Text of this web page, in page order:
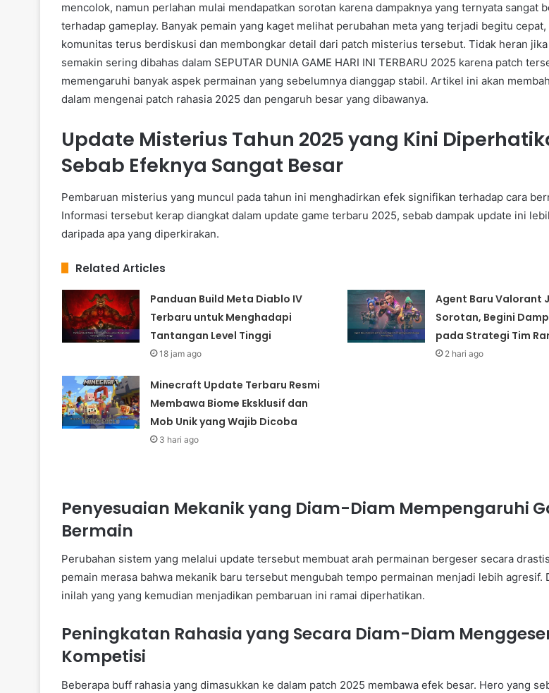
mencolok, namun perlahan mulai mendapatkan sorotan karena dampaknya yang ternyata sangat
terhadap gameplay. Banyak pemain yang kaget melihat perubahan meta yang terjadi begitu
komunitas terus berdiskusi dan membongkar detail dari patch misterius tersebut. Tidak heran
semakin sering dibahas dalam SEPUTAR DUNIA GAME HARI INI TERBARU 2025 karena patch
memengaruhi banyak aspek permainan yang sebelumnya dianggap stabil. Artikel ini akan
dalam mengenai patch rahasia 2025 dan pengaruh besar yang dibawanya.
Update Misterius Tahun 2025 yang Kini
Sebab Efeknya Sangat Besar
Pembaruan misterius yang muncul pada tahun ini menghadirkan efek signifikan terhadap cara
Informasi tersebut kerap diangkat dalam update game terbaru 2025, sebab dampak update ini
daripada apa yang diperkirakan.
Related Articles
Panduan Build Meta Diablo IV
Terbaru untuk Menghadapi
Tantangan Level Tinggi
18 jam ago
Agent Baru Valorant
Sorotan, Begini
pada Strategi Tim
2 hari ago
Minecraft Update Terbaru Resmi
Membawa Biome Eksklusif dan
Mob Unik yang Wajib Dicoba
3 hari ago
Penyesuaian Mekanik yang Diam-Diam Mempengaruhi
Bermain
Perubahan sistem yang melalui update tersebut membuat arah permainan bergeser secara
pemain merasa bahwa mekanik baru tersebut mengubah tempo permainan menjadi lebih agresif.
inilah yang yang kemudian menjadikan pembaruan ini ramai diperhatikan.
Peningkatan Rahasia yang Secara Diam-Diam
Kompetisi
Beberapa buff rahasia yang dimasukkan ke dalam patch 2025 membawa efek besar. Hero yang